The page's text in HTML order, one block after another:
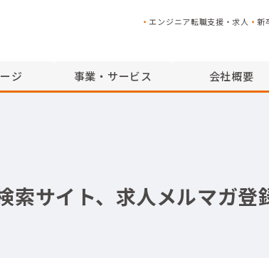
エンジニア転職支援・求人 新
ジ 事業・サービス 会社概要
索サイト、求人メルマガ